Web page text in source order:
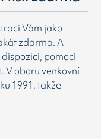
Vám jako
zdarma. A
pomoci
V oboru venkovní
1991, takže